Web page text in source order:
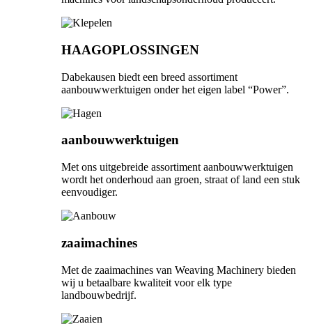
HAAGOPLOSSINGEN
Dabekausen biedt een breed assortiment
aanbouwwerktuigen onder het eigen label “Power”.
aanbouwwerktuigen
Met ons uitgebreide assortiment aanbouwwerktuigen
wordt het onderhoud aan groen, straat of land een stuk
eenvoudiger.
zaaimachines
Met de zaaimachines van Weaving Machinery bieden
wij u betaalbare kwaliteit voor elk type
landbouwbedrijf.